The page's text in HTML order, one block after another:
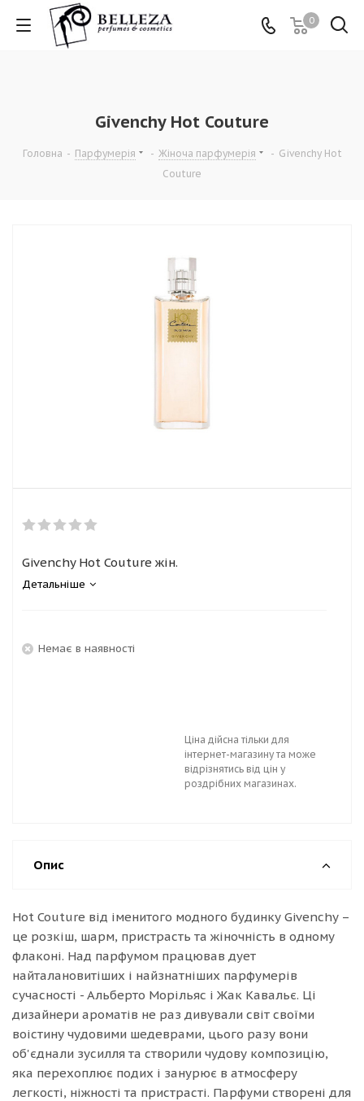
0
Givenchy Hot Couture
Головна - Парфумерія - Жіноча парфумерія - Givenchy Hot
Couture
Givenchy Hot Couture жін.
Детальніше
Немає в наявності
Ціна дійсна тільки для
інтернет-магазину та може
відрізнятись від цін у
роздрібних магазинах.
Опис
Hot Couture від іменитого модного будинку Givenchy –
це розкіш, шарм, пристрасть та жіночність в одному
флаконі. Над парфумом працював дует
найталановитіших і найзнатніших парфумерів
сучасності - Альберто Морільяс і Жак Кавальє. Ці
дизайнери ароматів не раз дивували світ своїми
воістину чудовими шедеврами, цього разу вони
об'єднали зусилля та створили чудову композицію,
яка перехоплює подих і занурює в атмосферу
легкості, ніжності та пристрасті. Парфуми створені для